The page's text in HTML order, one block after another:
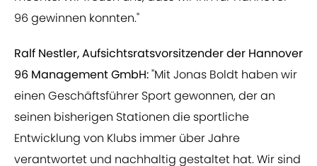
96 gewinnen konnten."
Ralf Nestler, Aufsichtsratsvorsitzender der Hannover
96 Management GmbH:"Mit Jonas Boldt haben wir
einen Geschäftsführer Sport gewonnen, der an
seinen bisherigen Stationen die sportliche
Entwicklung von Klubs immer über Jahre
verantwortet und nachhaltig gestaltet hat. Wir sind